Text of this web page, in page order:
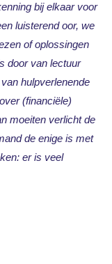
bij elkaar voor
luisterend oor, we
of oplossingen
door van lectuur
hulpverlenende
(financiële)
moeiten verlicht de
de enige is met
er is veel